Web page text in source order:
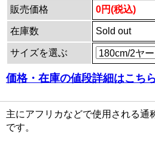
販売価格 0円(税込)
在庫数 Sold out
サイズを選ぶ
価格・在庫の値段詳細はこちら
主にアフリカなどで使用される通
です。